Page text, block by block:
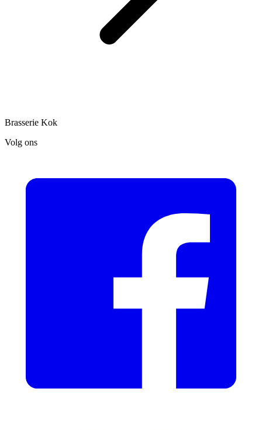
Brasserie Kok
Volg ons